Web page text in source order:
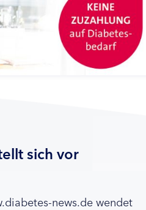
sich vor
news.de wendet